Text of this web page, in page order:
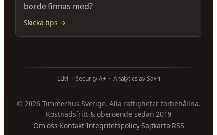
borde finnas med?
Skicka tips →
LLM · Security A+ · Analytics av Savri
© 2026 Timmerhus Sverige. Alla rättigheter förbehållna.
Kostnadsfritt & oberoende sedan 2019
Om oss·Kontakt·Integritetspolicy·Sajtkarta·RSS